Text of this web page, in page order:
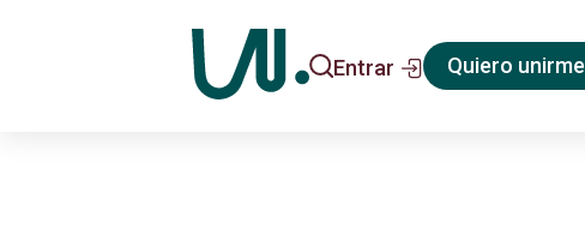
Entrar Quiero unirme